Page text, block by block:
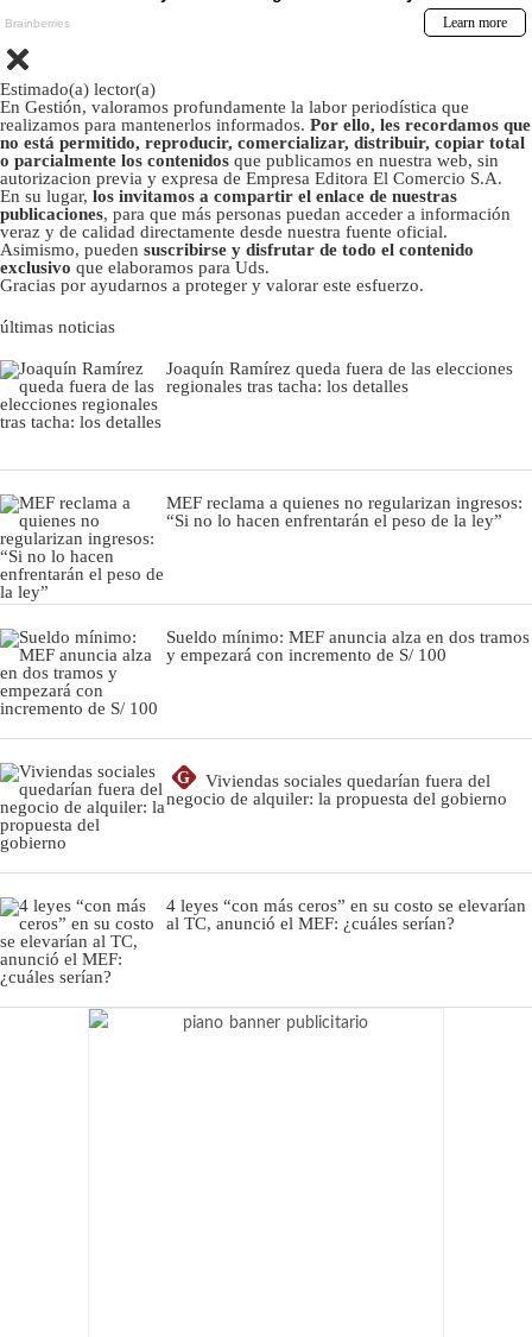
Estimado(a) lector(a)
En Gestión, valoramos profundamente la labor periodística que
realizamos para mantenerlos informados. Por ello, les recordamos que
no está permitido, reproducir, comercializar, distribuir, copiar total
o parcialmente los contenidos que publicamos en nuestra web, sin
autorizacion previa y expresa de Empresa Editora El Comercio S.A.
En su lugar, los invitamos a compartir el enlace de nuestras
publicaciones, para que más personas puedan acceder a información
veraz y de calidad directamente desde nuestra fuente oficial.
Asimismo, pueden suscribirse y disfrutar de todo el contenido
exclusivo que elaboramos para Uds.
Gracias por ayudarnos a proteger y valorar este esfuerzo.
últimas noticias
Joaquín Ramírez queda fuera de las elecciones
regionales tras tacha: los detalles
MEF reclama a quienes no regularizan ingresos:
“Si no lo hacen enfrentarán el peso de la ley”
Sueldo mínimo: MEF anuncia alza en dos tramos
y empezará con incremento de S/ 100
G
Viviendas sociales quedarían fuera del
negocio de alquiler: la propuesta del gobierno
4 leyes “con más ceros” en su costo se elevarían
al TC, anunció el MEF: ¿cuáles serían?